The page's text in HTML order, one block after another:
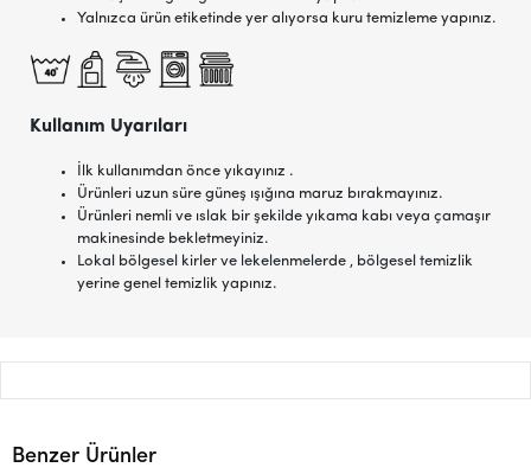
Yalnızca ürün etiketinde yer alıyorsa kuru temizleme yapınız.
Kullanım Uyarıları
İlk kullanımdan önce yıkayınız .
Ürünleri uzun süre güneş ışığına maruz bırakmayınız.
Ürünleri nemli ve ıslak bir şekilde yıkama kabı veya çamaşır
makinesinde bekletmeyiniz.
Lokal bölgesel kirler ve lekelenmelerde , bölgesel temizlik
yerine genel temizlik yapınız.
Benzer Ürünler